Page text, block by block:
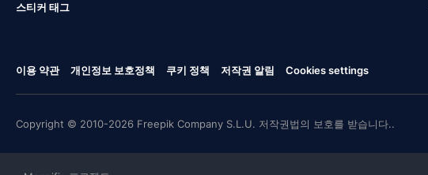
스티커 태그
이용 약관 개인정보 보호정책 쿠키 정책 저작권 알림 Cookies settings
Copyright © 2010-2026 Freepik Company S.L.U. 저작권법의 보호를 받습니다..